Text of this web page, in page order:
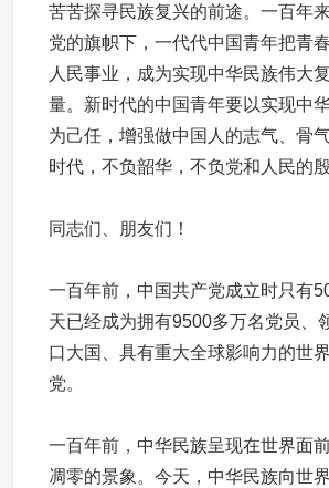
苦苦探寻民族复兴的前途。一百年
党的旗帜下，一代代中国青年把青
人民事业，成为实现中华民族伟大
量。新时代的中国青年要以实现中
为己任，增强做中国人的志气、骨
时代，不负韶华，不负党和人民的
同志们、朋友们！
一百年前，中国共产党成立时只有
天已经成为拥有9500多万名党员、
口大国、具有重大全球影响力的世
党。
一百年前，中华民族呈现在世界面
凋零的景象。今天，中华民族向世